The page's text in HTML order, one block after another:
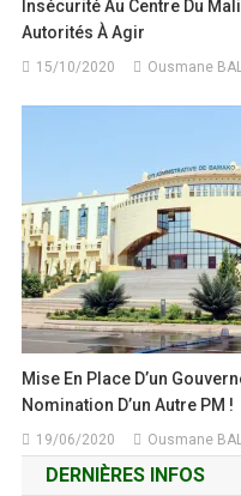
Insécurité Au Centre Du
Autorités À Agir
15/10/2020 Ousmane
Mise En Place D’un
Nomination D’un Autre PM !
19/06/2020 Ousmane
DERNIÈRES INFOS